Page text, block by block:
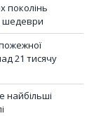
поколінь
шедеври
21 тисячу
найбільші